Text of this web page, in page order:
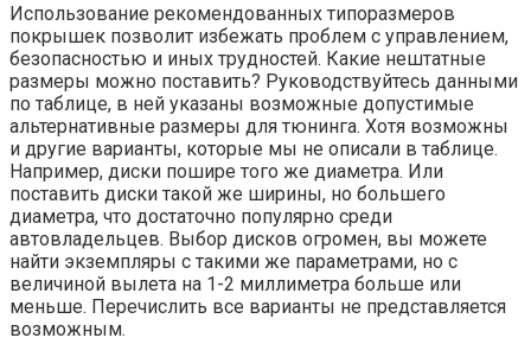
Использование рекомендованных типоразмеров
покрышек позволит избежать проблем с управлением,
безопасностью и иных трудностей. Какие нештатные
размеры можно поставить? Руководствуйтесь данными
по таблице, в ней указаны возможные допустимые
альтернативные размеры для тюнинга. Хотя возможны
и другие варианты, которые мы не описали в таблице.
Например, диски пошире того же диаметра. Или
поставить диски такой же ширины, но большего
диаметра, что достаточно популярно среди
автовладельцев. Выбор дисков огромен, вы можете
найти экземпляры с такими же параметрами, но с
величиной вылета на 1-2 миллиметра больше или
меньше. Перечислить все варианты не представляется
возможным.